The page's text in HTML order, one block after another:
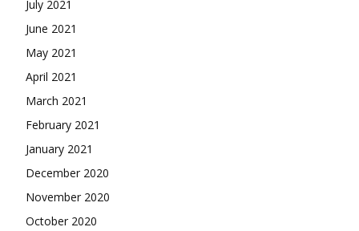
July 2021
June 2021
May 2021
April 2021
March 2021
February 2021
January 2021
December 2020
November 2020
October 2020